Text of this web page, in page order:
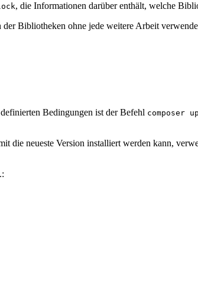
, die Informationen darüber enthält, welche
Bibliotheken ohne jede weitere Arbeit
definierten Bedingungen ist der Befehl composer
die neueste Version installiert werden kann,